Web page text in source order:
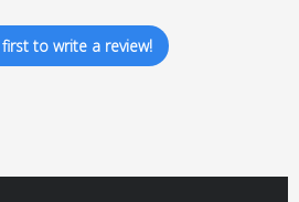
to write a review!